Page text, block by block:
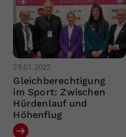
29.01.2025
Gleichberechtigung
im Sport: Zwischen
Hürdenlauf und
Höhenflug